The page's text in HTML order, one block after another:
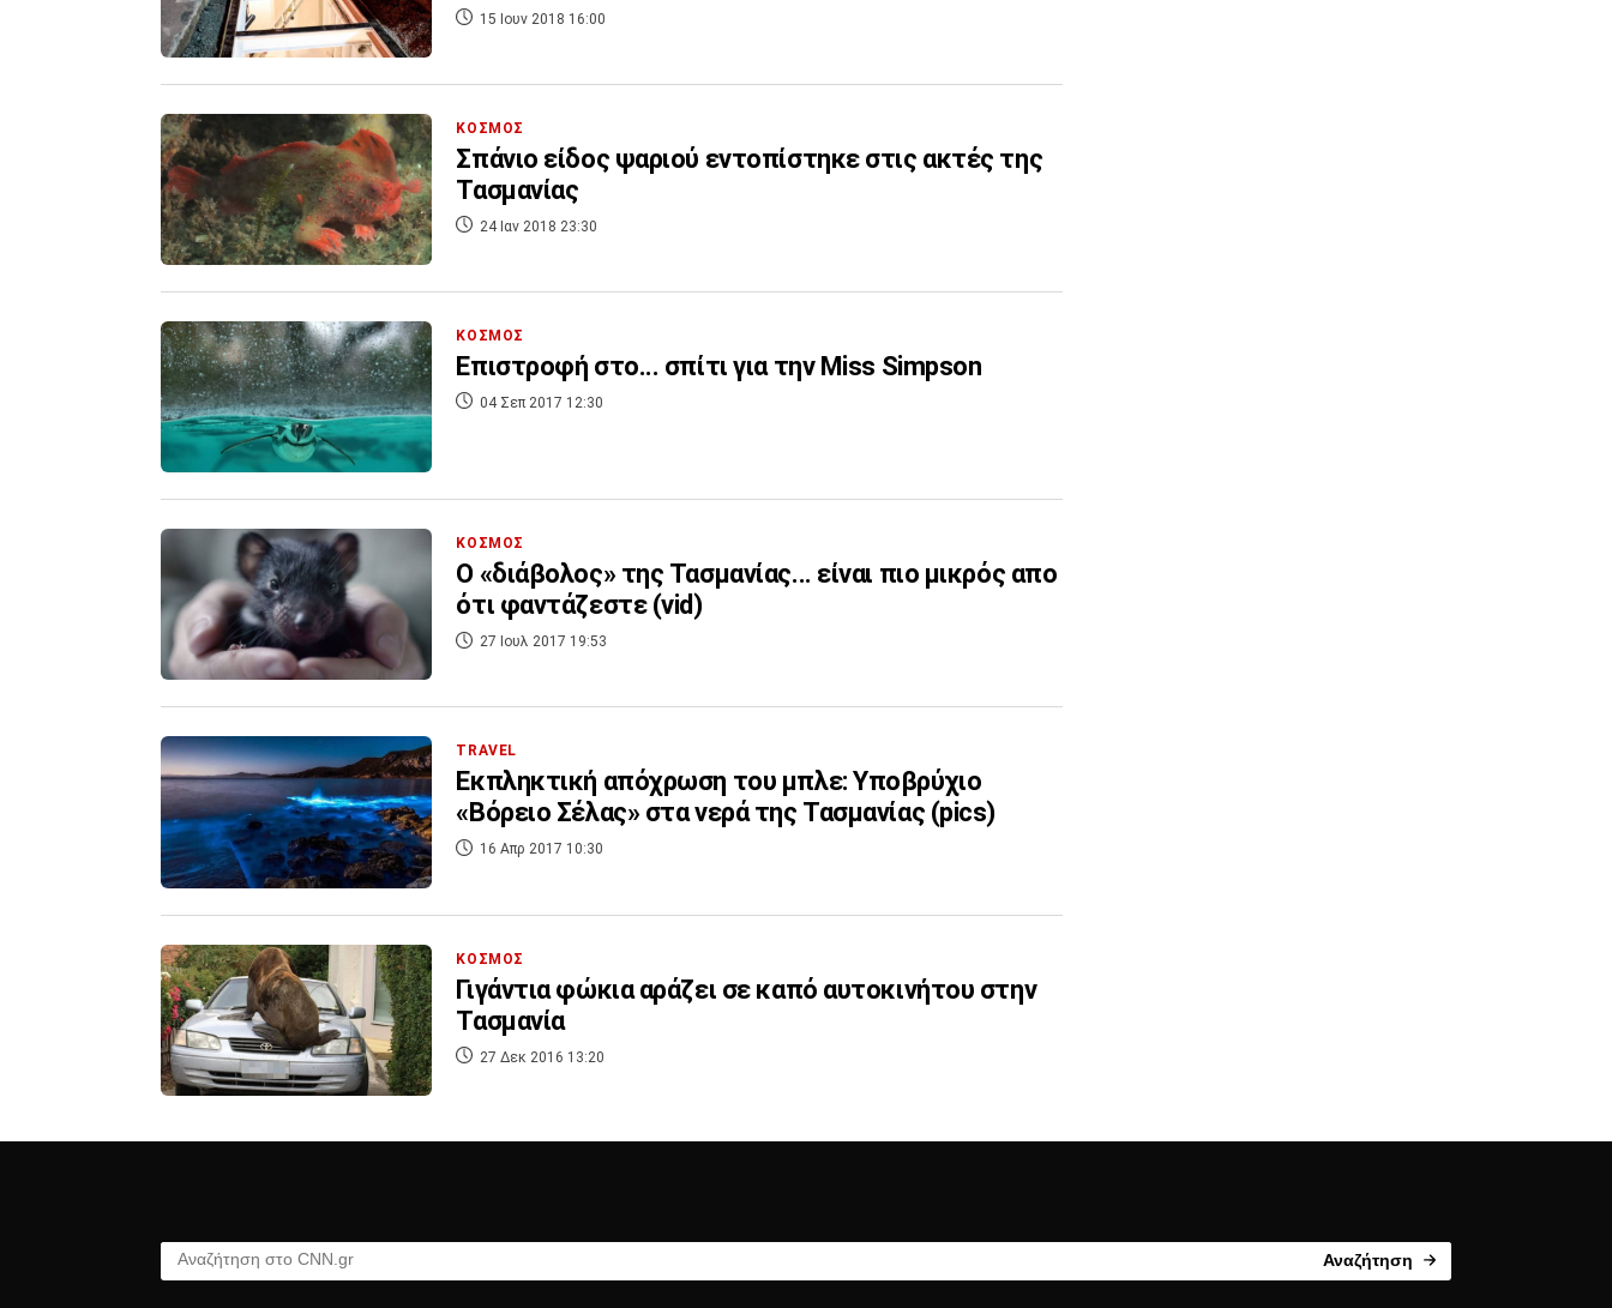
15 Ιουν 2018 16:00
ΚΟΣΜΟΣ
Σπάνιο είδος ψαριού εντοπίστηκε στις ακτές της
Τασμανίας
24 Ιαν 2018 23:30
ΚΟΣΜΟΣ
Επιστροφή στο... σπίτι για την Miss Simpson
04 Σεπ 2017 12:30
ΚΟΣΜΟΣ
Ο «διάβολος» της Τασμανίας... είναι πιο μικρός απο
ότι φαντάζεστε (vid)
27 Ιουλ 2017 19:53
TRAVEL
Εκπληκτική απόχρωση του μπλε: Υποβρύχιο
«Βόρειο Σέλας» στα νερά της Τασμανίας (pics)
16 Απρ 2017 10:30
ΚΟΣΜΟΣ
Γιγάντια φώκια αράζει σε καπό αυτοκινήτου στην
Τασμανία
27 Δεκ 2016 13:20
Αναζήτηση στο CNN.gr Αναζήτηση